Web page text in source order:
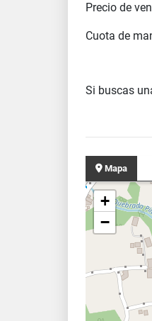
Precio de
Cuota de
Si buscas
Mapa
+
−